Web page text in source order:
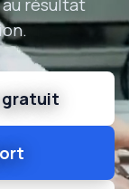
résultat
gratuit